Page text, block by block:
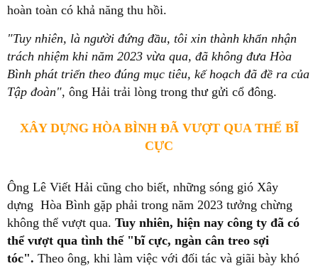
hoàn toàn có khả năng thu hồi.
"Tuy nhiên, là người đứng đầu, tôi xin thành khẩn nhận
trách nhiệm khi năm 2023 vừa qua, đã không đưa Hòa
Bình phát triển theo đúng mục tiêu, kế hoạch đã đề ra của
Tập đoàn", ông Hải trải lòng trong thư gửi cổ đông.
XÂY DỰNG HÒA BÌNH ĐÃ VƯỢT QUA THẾ BĨ
CỰC
Ông Lê Viết Hải cũng cho biết, những sóng gió Xây
dựng Hòa Bình gặp phải trong năm 2023 tưởng chừng
không thể vượt qua. Tuy nhiên, hiện nay công ty đã có
thể vượt qua tình thế "bĩ cực, ngàn cân treo sợi
tóc". Theo ông, khi làm việc với đối tác và giãi bày khó